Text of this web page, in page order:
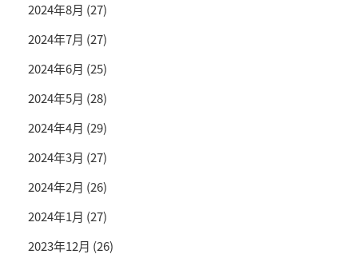
2024年8月 (27)
2024年7月 (27)
2024年6月 (25)
2024年5月 (28)
2024年4月 (29)
2024年3月 (27)
2024年2月 (26)
2024年1月 (27)
2023年12月 (26)